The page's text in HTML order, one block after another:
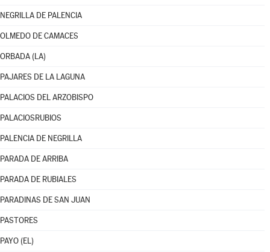
NEGRILLA DE PALENCIA
OLMEDO DE CAMACES
ORBADA (LA)
PAJARES DE LA LAGUNA
PALACIOS DEL ARZOBISPO
PALACIOSRUBIOS
PALENCIA DE NEGRILLA
PARADA DE ARRIBA
PARADA DE RUBIALES
PARADINAS DE SAN JUAN
PASTORES
PAYO (EL)